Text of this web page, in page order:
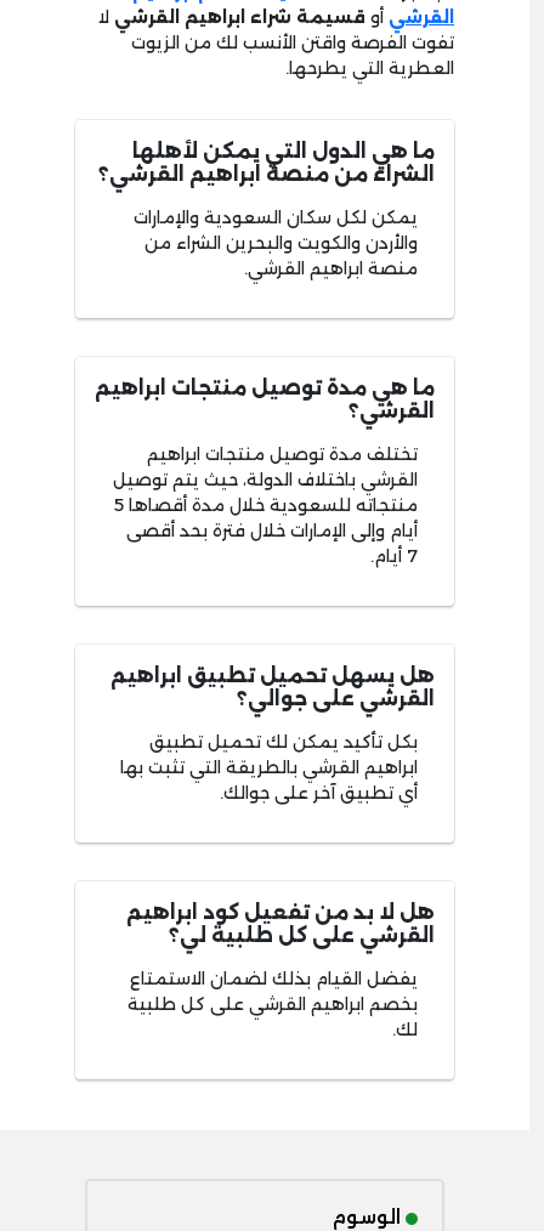
القرشي أو قسيمة شراء ابراهيم القرشي لا
تفوت الفرصة واقتن الأنسب لك من الزيوت
العطرية التي يطرحها.
ما هي الدول التي يمكن لأهلها
الشراء من منصة ابراهيم القرشي؟
يمكن لكل سكان السعودية والإمارات
والأردن والكويت والبحرين الشراء من
منصة ابراهيم القرشي.
ما هي مدة توصيل منتجات ابراهيم
القرشي؟
تختلف مدة توصيل منتجات ابراهيم
القرشي باختلاف الدولة، حيث يتم توصيل
منتجاته للسعودية خلال مدة أقصاها 5
أيام وإلى الإمارات خلال فترة بحد أقصى
7 أيام.
هل يسهل تحميل تطبيق ابراهيم
القرشي على جوالي؟
بكل تأكيد يمكن لك تحميل تطبيق
ابراهيم القرشي بالطريقة التي تثبت بها
أي تطبيق آخر على جوالك.
هل لا بد من تفعيل كود ابراهيم
القرشي على كل طلبية لي؟
يفضل القيام بذلك لضمان الاستمتاع
بخصم ابراهيم القرشي على كل طلبية
لك.
الوسوم